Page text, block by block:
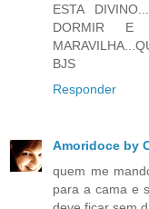
ESTA
DORMIR E
BJS
Responder
Amoridoce by
quem me
para a cama e